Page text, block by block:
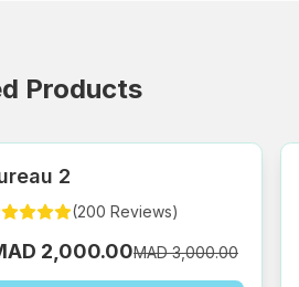
Products
2
(200 Reviews)
2,000.00MAD 3,000.00